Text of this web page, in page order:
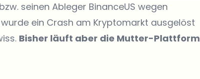
seinen Ableger BinanceUS wegen
ein Crash am Kryptomarkt ausgelöst
Bisher läuft aber die Mutter-Plattform